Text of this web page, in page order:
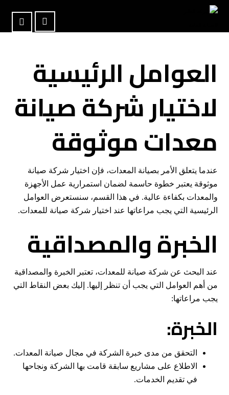
العوامل الرئيسية
لاختيار شركة صيانة
معدات موثوقة
عندما يتعلق الأمر بصيانة المعدات، فإن اختيار شركة صيانة
موثوقة يعتبر خطوة حاسمة لضمان استمرارية عمل الأجهزة
والمعدات بكفاءة عالية. في هذا القسم، سنستعرض العوامل
الرئيسية التي يجب مراعاتها عند اختيار شركة صيانة للمعدات.
الخبرة والمصداقية
عند البحث عن شركة صيانة للمعدات، تعتبر الخبرة والمصداقية
من أهم العوامل التي يجب أن تنظر إليها. إليك بعض النقاط التي
يجب مراعاتها:
الخبرة:
التحقق من مدى خبرة الشركة في مجال صيانة المعدات.
الاطلاع على مشاريع سابقة قامت بها الشركة ونجاحها
في تقديم الخدمات.